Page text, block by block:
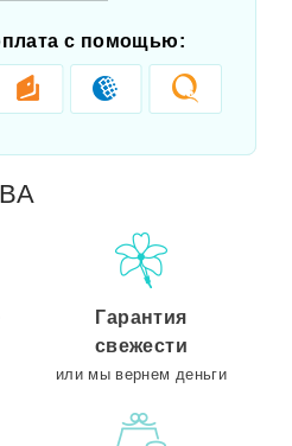
с помощью:
Гарантия
свежести
или мы вернем деньги